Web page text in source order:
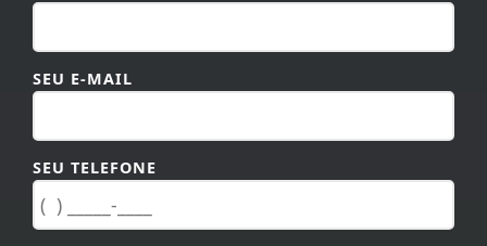
SEU E-MAIL
SEU TELEFONE
MENSAGEM